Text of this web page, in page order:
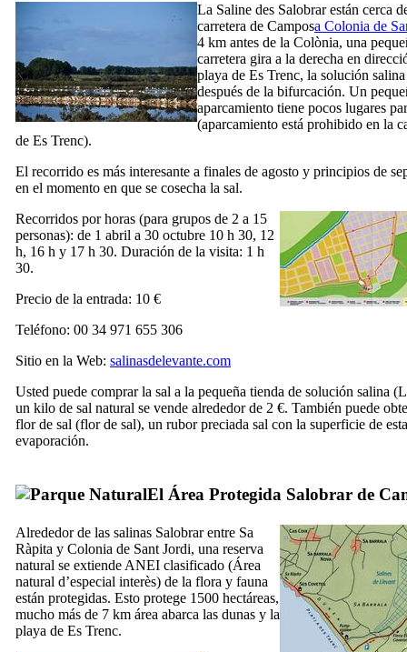
La Saline des Salobrarestán cerca
carretera de Camposa Colonia de
4 km antes de la Colònia, una
carretera gira a la derecha en
playa de Es Trenc, la solución
después de la bifurcación. Un
aparcamiento tiene pocos lugares
(aparcamiento está prohibido en la
de Es Trenc).
El recorrido es más interesante a finales de agosto y principios de
en el momento en que se cosecha la sal.
Recorridos por horas (para grupos de 2 a 15
personas): de 1 abril a 30 octubre 10 h 30, 12
h, 16 h y 17 h 30. Duración de la visita: 1 h
30.
Precio de la entrada: 10 €
Teléfono: 00 34 971 655 306
Sitio en la Web: salinasdelevante.com
Usted puede comprar la sal a la pequeña tienda de solución salina (
un kilo de sal natural se vende alrededor de 2 €. También puede
flor de sal (flor de sal), un rubor preciada sal con la superficie de
evaporación.
El Área Protegida Salobrar de
Alrededor de las salinas Salobrarentre Sa
Ràpita y Colonia de Sant Jordi, una reserva
natural se extiende ANEI clasificado (Área
natural d’especial interès) de la flora y fauna
están protegidas. Esto protege 1500 hectáreas,
mucho más de 7 km área abarca las dunas y la
playa de Es Trenc.